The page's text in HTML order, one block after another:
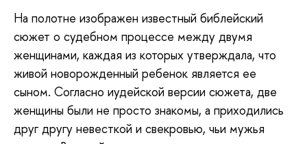
На полотне изображен известный библейский
сюжет о судебном процессе между двумя
женщинами, каждая из которых утверждала, что
живой новорожденный ребенок является ее
сыном. Согласно иудейской версии сюжета, две
женщины были не просто знакомы, а приходились
друг другу невесткой и свекровью, чьи мужья